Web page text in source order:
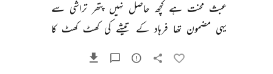
عبث محنت ہے کچھ حاصل نہیں پتھر تراشی سے
یہی مضمون تھا فرہاد کے تیشے کی کھٹ کھٹ کا